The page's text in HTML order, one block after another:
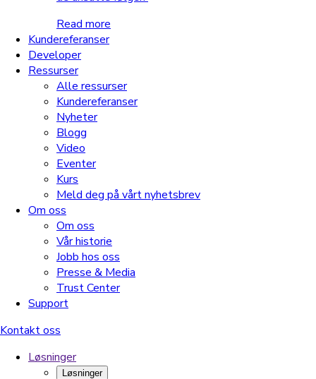
Read more
Kundereferanser
Developer
Ressurser
Alle ressurser
Kundereferanser
Nyheter
Blogg
Video
Eventer
Kurs
Meld deg på vårt nyhetsbrev
Om oss
Om oss
Vår historie
Jobb hos oss
Presse & Media
Trust Center
Support
Kontakt oss
Løsninger
Løsninger